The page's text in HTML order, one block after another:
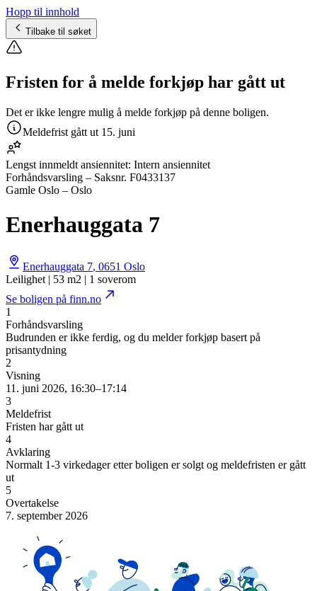
Hopp til innhold
Tilbake til søket
Fristen for å melde forkjøp har gått ut
Det er ikke lengre mulig å melde forkjøp på denne boligen.
Meldefrist gått ut 15. juni
Lengst innmeldt ansiennitet: Intern ansiennitet
Forhåndsvarsling – Saksnr. F0433137
Gamle Oslo – Oslo
Enerhauggata 7
Enerhauggata 7, 0651 Oslo
Leilighet | 53 m2 | 1 soverom
Se boligen på finn.no
1
Forhåndsvarsling
Budrunden er ikke ferdig, og du melder forkjøp basert på
prisantydning
2
Visning
11. juni 2026, 16:30–17:14
3
Meldefrist
Fristen har gått ut
4
Avklaring
Normalt 1-3 virkedager etter boligen er solgt og meldefristen er gått
ut
5
Overtakelse
7. september 2026